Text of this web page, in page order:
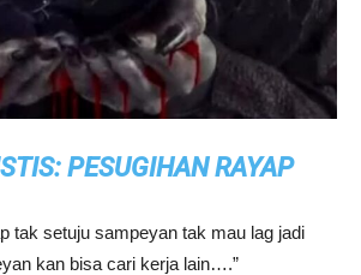
PESUGIHAN RAYAP
tak setuju sampeyan tak mau lag jadi
kan bisa cari kerja lain….”